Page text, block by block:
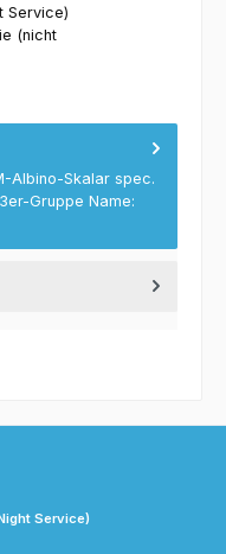
Service)
(nicht
Albino-Skalar spec.
Gruppe Name:
Service)